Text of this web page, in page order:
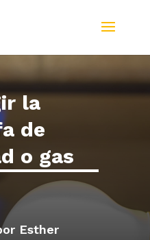
la
de
o gas
Esther